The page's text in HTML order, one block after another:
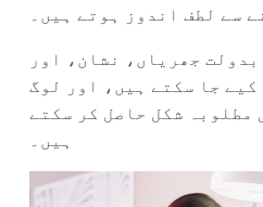
سے لطف اندوز ہوتے ہیں۔
بدولت جھریاں، نشان، اور
جا سکتے ہیں، اور لوگ
مطلوبہ شکل حاصل کر سکتے
ہیں۔